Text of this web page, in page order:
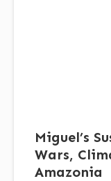
Miguel’s
Wars,
Amazonia